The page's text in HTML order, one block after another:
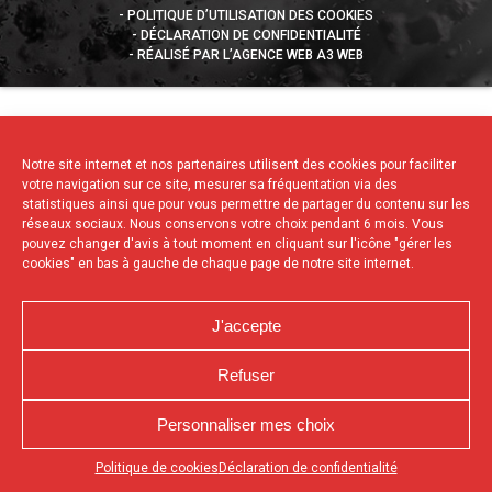
Notre site internet et nos partenaires utilisent des cookies pour faciliter
votre navigation sur ce site, mesurer sa fréquentation via des
statistiques ainsi que pour vous permettre de partager du contenu sur les
réseaux sociaux. Nous conservons votre choix pendant 6 mois. Vous
pouvez changer d'avis à tout moment en cliquant sur l'icône "gérer les
cookies" en bas à gauche de chaque page de notre site internet.
J'accepte
Refuser
Personnaliser mes choix
Politique de cookies Déclaration de confidentialité
Appuyez sur le bouton partager en bas de votre
POLITIQUE D’UTILISATION DES COOKIES
DÉCLARATION DE CONFIDENTIALITÉ
RÉALISÉ PAR L’AGENCE WEB A3 WEB